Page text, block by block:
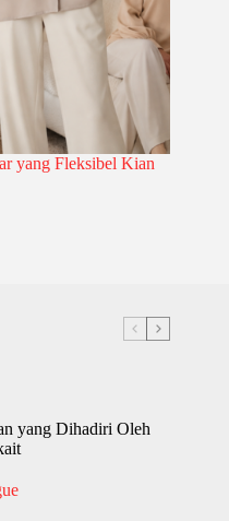
yang Fleksibel Kian
yang Dihadiri Oleh